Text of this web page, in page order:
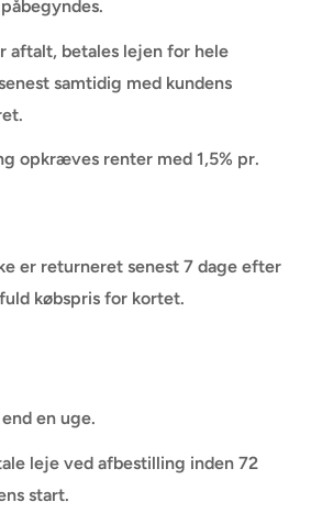
aftalt, betales lejen for hele
samtidig med kundens
opkræves renter med 1,5% pr.
er returneret senest 7 dage efter
købspris for kortet.
en uge.
leje ved afbestilling inden 72
start.